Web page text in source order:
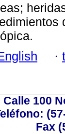
·
Calle 100
Fax